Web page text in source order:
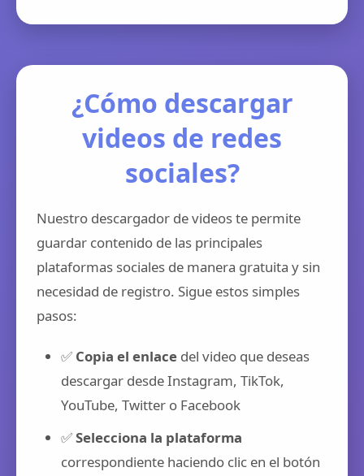
¿Cómo descargar
videos de redes
sociales?
Nuestro descargador de videos te permite
guardar contenido de las principales
plataformas sociales de manera gratuita y sin
necesidad de registro. Sigue estos simples
pasos:
✅ Copia el enlace del video que deseas
descargar desde Instagram, TikTok,
YouTube, Twitter o Facebook
✅Selecciona la plataforma
correspondiente haciendo clic en el botón